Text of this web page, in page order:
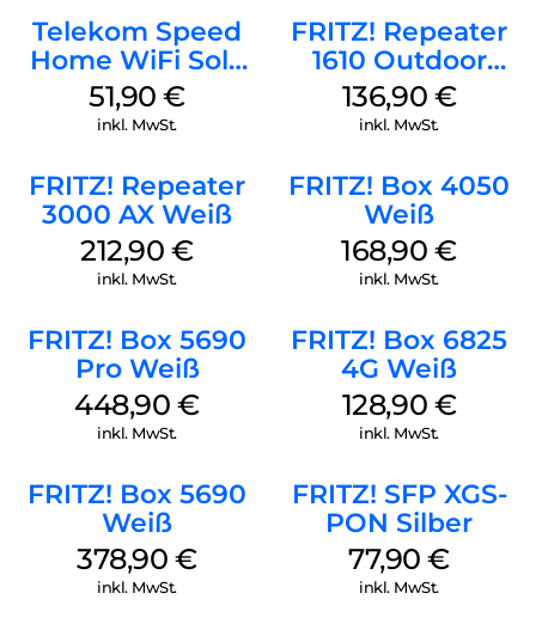
Herausstechend an FRITZ!Powerline-Produkten ist die
individuelle Vorverschlüsselung ab Werk, welche die
sofortige, sichere Inbetriebnahme ermöglicht. Sobald
FRITZ!Powerline in die jeweiligen Steckdosen gesteckt und
per LAN-Kabel mit der FRITZ!Box sowie den zu vernetzenden
(Plug & Play). Das FRITZ!Powerline 1260 WLAN Set ist
kompatibel mit aktuellen Geräten der 1.200-, 500- und 200-
MBit/s-Klasse. Updates werden leicht über das Programm
FRITZ!Powerline oder über die FRITZ!Box-Bedienoberfläche
vorgenommen.
Telekom Speed
Home WiFi Solo
refurbished Weiß
51,90€
inkl. MwSt.
FRITZ! Repeater
1610 Outdoor
Weiß
136,90 €
inkl. MwSt.
FRITZ! Repeater
3000 AX Weiß
212,90€
inkl. MwSt.
FRITZ! Box 4050
Weiß
168,90€
inkl. MwSt.
FRITZ! Box 5690
Pro Weiß
448,90€
inkl. MwSt.
FRITZ! Box 6825
4G Weiß
128,90 €
inkl. MwSt.
FRITZ! Box 5690
Weiß
378,90€
inkl. MwSt.
FRITZ! SFP XGS-
PON Silber
77,90€
inkl. MwSt.